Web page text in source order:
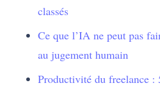
classés
Ce que l’IA ne peut pas
au jugement humain
Productivité du freelance :